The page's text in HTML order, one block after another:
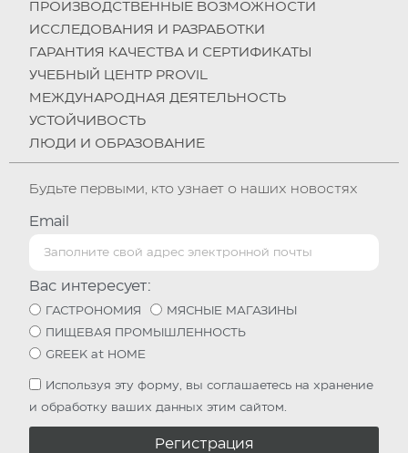
ПРОИЗВОДСТВЕННЫЕ ВОЗМОЖНОСТИ
ИССЛЕДОВАНИЯ И РАЗРАБОТКИ
ГАРАНТИЯ КАЧЕСТВА И СЕРТИФИКАТЫ
УЧЕБНЫЙ ЦЕНТР PROVIL
МЕЖДУНАРОДНАЯ ДЕЯТЕЛЬНОСТЬ
УСТОЙЧИВОСТЬ
ЛЮДИ И ОБРАЗОВАНИЕ
Будьте первыми, кто узнает о наших новостях
Email
Вас интересует:
ГАСТРОНОМИЯ
МЯСНЫЕ МАГАЗИНЫ
ПИЩЕВАЯ ПРОМЫШЛЕННОСТЬ
GREEK at HOME
Используя эту форму, вы соглашаетесь на хранение
и обработку ваших данных этим сайтом.
Регистрация